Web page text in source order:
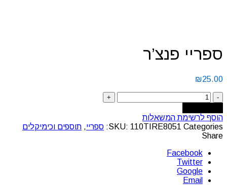
ספריי פנצ’ר
₪25.00
הוסף לרשימת המשאלות
SKU: 110TIRE8051 Categories: ספריי, תוספים וכימיקלים
Share
Facebook
Twitter
Google
Email